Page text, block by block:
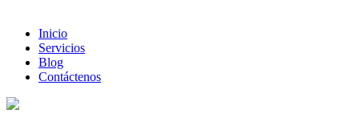
Inicio
Servicios
Blog
Contáctenos